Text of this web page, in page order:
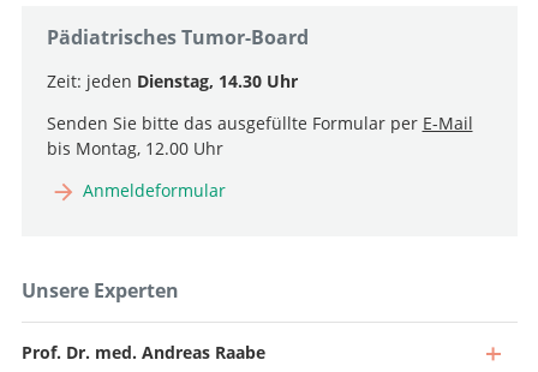
Pädiatrisches Tumor-Board
Zeit: jeden Dienstag, 14.30 Uhr
Senden Sie bitte das ausgefüllte Formular per E-Mail
bis Montag, 12.00 Uhr
Anmeldeformular
Unsere Experten
Prof. Dr. med. Andreas Raabe